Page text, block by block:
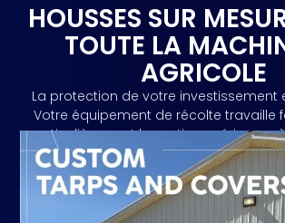
HOUSSES SUR
TOUTE LA
AGRICOLE
La protection de votre investissement
Votre équipement de récolte travaille
particulièrement la partie supérieure
les semences. Face à la rigueur du
besoin d’une protection
Obtenir un Devis Gratuit